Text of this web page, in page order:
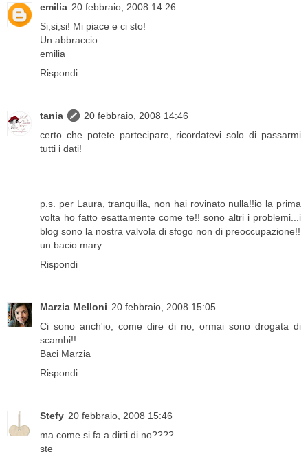
emilia 20 febbraio, 2008 14:26
Si,si,si! Mi piace e ci sto!
Un abbraccio.
emilia
Rispondi
tania
20 febbraio, 2008 14:46
certo che potete partecipare, ricordatevi solo di passarmi
tutti i dati!
p.s. per Laura, tranquilla, non hai rovinato nulla!!io la prima
volta ho fatto esattamente come te!! sono altri i problemi...i
blog sono la nostra valvola di sfogo non di preoccupazione!!
un bacio mary
Rispondi
Marzia Melloni 20 febbraio, 2008 15:05
Ci sono anch'io, come dire di no, ormai sono drogata di
scambi!!
Baci Marzia
Rispondi
Stefy 20 febbraio, 2008 15:46
ma come si fa a dirti di no????
ste